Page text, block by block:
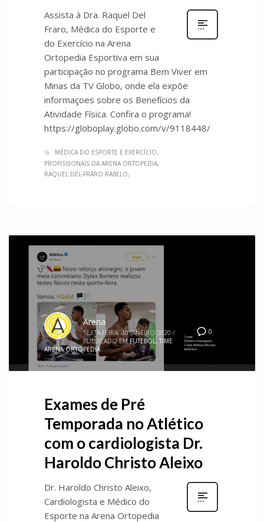
Assista à Dra. Raquel Del
Fraro, Médica do Esporte e
do Exercício na Arena
Ortopedia Esportiva em sua
participação no programa Bem Viver em
Minas da TV Globo, onde ela expõe
informaçoes sobre os Benefícios da
Atividade Física. Confira o programa!
https://globoplay.globo.com/v/9118448/
MÉDICA DO ESPORTE E EXERCÍCIO
PROFISSIONAIS DA ARENA ORTOPEDIA
RAQUEL DEL-FRARO RABELO
0
Arena
SEXTA-FEIRA, 10 JANEIRO 2020 /
PUBLICADO EM FUTEBOL , TIME
ARENA ORTOPEDIA
Exames de Pré
Temporada no Atlético
com o cardiologista Dr.
Haroldo Christo Aleixo
Dr. Haroldo Christo Aleixo,
Cardiologista e Médico do
Esporte na Arena Ortopedia